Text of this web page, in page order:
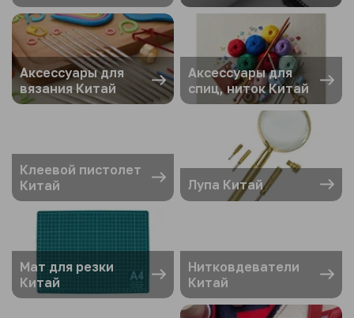
Аксессуары для
вязания Китай
Аксессуары для
спиц, ниток Китай
Клеевой пистолет
Китай
Лупа Китай
Мат для резки
Китай
Нитковдеватели
Китай